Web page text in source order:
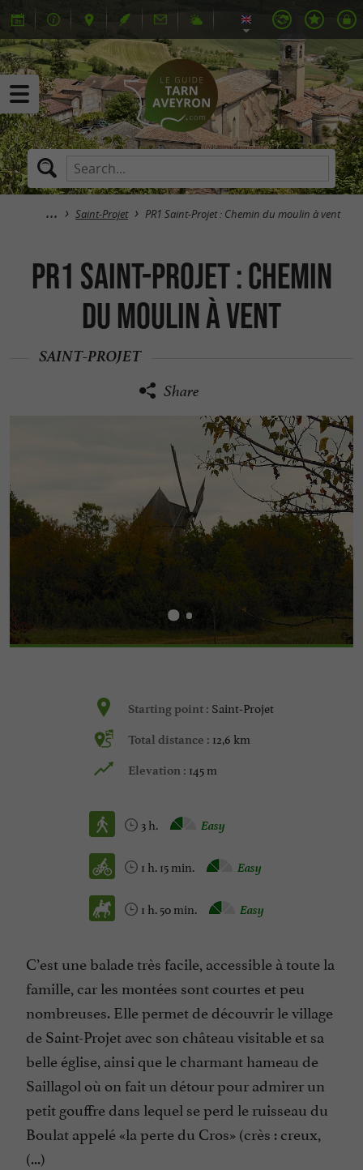
Saint-Projet PR1 Saint-Projet : Chemin du moulin à vent
PR1 Saint-Projet : Chemin
du moulin à vent
SAINT-PROJET
Share
Starting point : Saint-Projet
Total distance : 12,6 km
Elevation : 145 m
3 h. Easy
1 h. 15 min. Easy
1 h. 50 min. Easy
C’est une balade très facile, accessible à toute la
famille, car les montées sont courtes et peu
nombreuses. Elle permet de découvrir le village
de Saint-Projet avec son château visitable et sa
belle église, ainsi que le charmant hameau de
Saillagol où on fait un détour pour admirer un
petit gouffre dans lequel se perd le ruisseau du
Boulat appelé «la perte du Cros» (crès : creux,
(...)